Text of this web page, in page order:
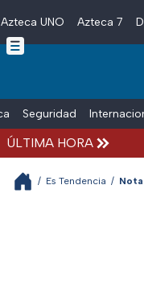
Skip to main content
Azteca UNO Azteca 7
Seguridad
ÚLTIMA HORA
/ Es Tendencia / Nota